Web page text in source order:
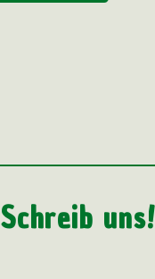
Schreib uns!